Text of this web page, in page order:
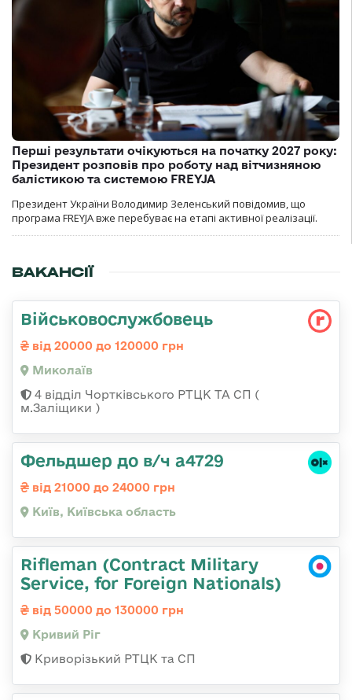
Перші результати очікуються на початку 2027 року:
Президент розповів про роботу над вітчизняною
балістикою та системою FREYJA
Президент України Володимир Зеленський повідомив, що
програма FREYJA вже перебуває на етапі активної реалізації.
ВАКАНСІЇ
Військовослужбовець
від 20000 до 120000 грн
Миколаїв
4 відділ Чортківського РТЦК ТА СП (
м.Заліщики )
Фельдшер до в/ч а4729
від 21000 до 24000 грн
Київ, Київська область
Rifleman (Contract Military
Service, for Foreign Nationals)
від 50000 до 130000 грн
Кривий Ріг
Криворізький РТЦК та СП